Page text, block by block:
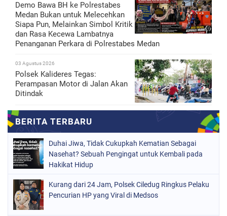
Demo Bawa BH ke Polrestabes
Medan Bukan untuk Melecehkan
Siapa Pun, Melainkan Simbol Kritik
dan Rasa Kecewa Lambatnya
Penanganan Perkara di Polrestabes Medan
03 Agustus 2026
Polsek Kalideres Tegas:
Perampasan Motor di Jalan Akan
Ditindak
Duhai Jiwa, Tidak Cukupkah Kematian Sebagai
Nasehat? Sebuah Pengingat untuk Kembali pada
Hakikat Hidup
Kurang dari 24 Jam, Polsek Ciledug Ringkus Pelaku
Pencurian HP yang Viral di Medsos